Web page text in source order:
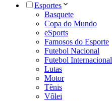
Esportes
Basquete
Copa do Mundo
eSports
Famosos do Esporte
Futebol Nacional
Futebol Internacional
Lutas
Motor
Tênis
Vôlei